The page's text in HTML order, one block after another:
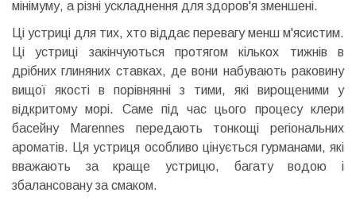
мінімуму, а різні ускладнення для здоров'я зменшені.
Ці устриці для тих, хто віддає перевагу менш м'ясистим.
Ці устриці закінчуються протягом кількох тижнів в
дрібних глиняних ставках, де вони набувають раковину
вищої якості в порівнянні з тими, які вирощеними у
відкритому морі. Саме під час цього процесу клери
басейну Marennes передають тонкощі регіональних
ароматів. Ця устриця особливо цінується гурманами, які
вважають за краще устрицю, багату водою і
збалансовану за смаком.